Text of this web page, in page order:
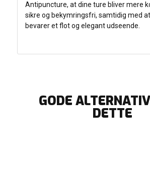
Antipuncture, at dine ture bliver mere
sikre og bekymringsfri, samtidig med at
bevarer et flot og elegant udseende.
GODE
DETTE